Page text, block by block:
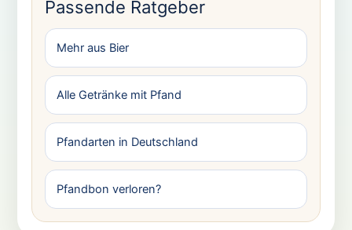
Passende Ratgeber
Mehr aus Bier
Alle Getränke mit Pfand
Pfandarten in Deutschland
Pfandbon verloren?